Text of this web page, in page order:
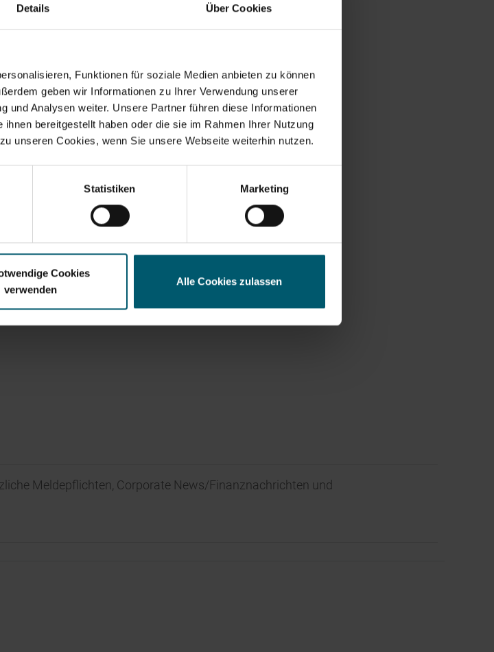
Details Über Cookies
Funktionen für soziale Medien anbieten zu können
geben wir Informationen zu Ihrer Verwendung unserer
und Analysen weiter. Unsere Partner führen diese Informationen
bereitgestellt haben oder die sie im Rahmen Ihrer Nutzung
unseren Cookies, wenn Sie unsere Webseite weiterhin nutzen.
Statistiken Marketing
Cookies
verwenden
Alle Cookies zulassen
Meldepflichten, Corporate News/Finanznachrichten und
Corporate Governance